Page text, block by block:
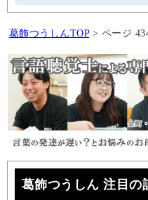
葛飾つうしんTOP > ページ
葛飾つうしん 注目の